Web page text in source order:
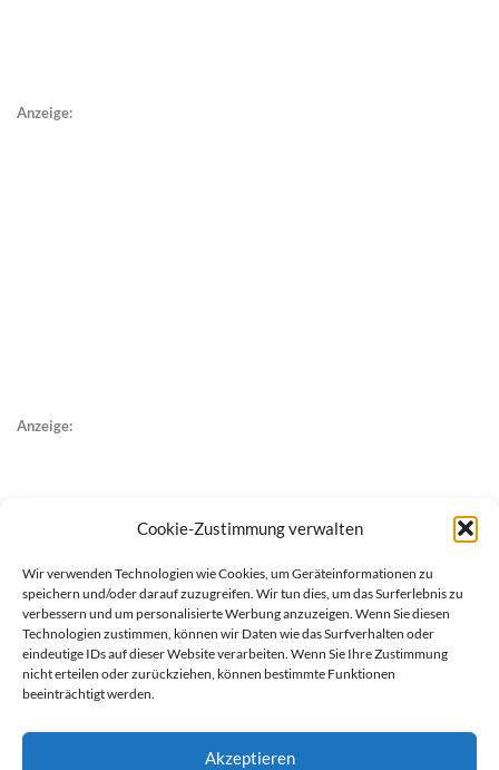
Cookie-Zustimmung verwalten
Wir verwenden Technologien wie Cookies, um Geräteinformationen zu
speichern und/oder darauf zuzugreifen. Wir tun dies, um das Surferlebnis zu
verbessern und um personalisierte Werbung anzuzeigen. Wenn Sie diesen
Technologien zustimmen, können wir Daten wie das Surfverhalten oder
eindeutige IDs auf dieser Website verarbeiten. Wenn Sie Ihre Zustimmung
nicht erteilen oder zurückziehen, können bestimmte Funktionen
beeinträchtigt werden.
Akzeptieren
Anzeige:
Anzeige: